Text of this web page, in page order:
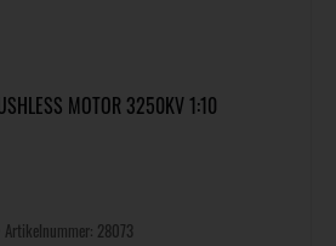
MOTOR 3250KV 1:10
Artikelnummer: 28073